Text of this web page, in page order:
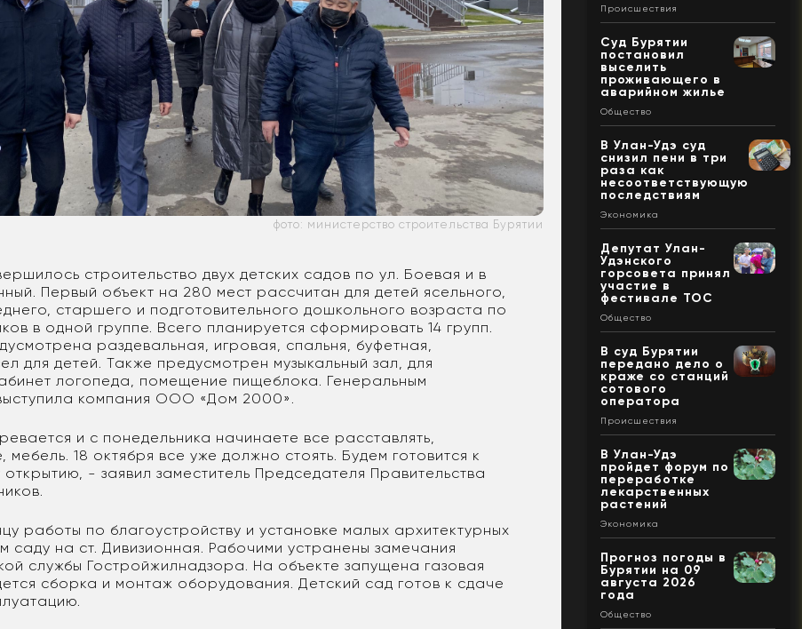
фото: министерство строительства Бурятии
строительство двух детских садов по ул. Боевая и в
Первый объект на 280 мест рассчитан для детей ясельного,
старшего и подготовительного дошкольного возраста по
в одной группе. Всего планируется сформировать 14 групп.
раздевальная, игровая, спальня, буфетная,
для детей. Также предусмотрен музыкальный зал, для
логопеда, помещение пищеблока. Генеральным
компания ООО «Дом 2000».
и с понедельника начинаете все расставлять,
18 октября все уже должно стоять. Будем готовится к
- заявил заместитель Председателя Правительства
работы по благоустройству и установке малых архитектурных
саду на ст. Дивизионная. Рабочими устранены замечания
службы Гостройжилнадзора. На объекте запущена газовая
сборка и монтаж оборудования. Детский сад готов к сдаче
Происшествия
Суд Бурятии
постановил
выселить
проживающего в
аварийном жилье
Общество
В Улан-Удэ суд
снизил пени в три
раза как
несоответствующую
последствиям
Экономика
Депутат Улан-
Удэнского
горсовета принял
участие в
фестивале ТОС
Общество
В суд Бурятии
передано дело о
краже со станций
сотового
оператора
Происшествия
В Улан-Удэ
пройдет форум по
переработке
лекарственных
растений
Экономика
Прогноз погоды в
Бурятии на 09
августа 2026
года
Общество